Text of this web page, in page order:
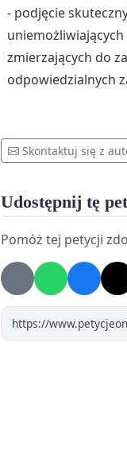
- podjęcie
zmierzających do
odpowiedzialnych
Skontaktuj się z
Udostępnij tę
Pomóż tej petycji